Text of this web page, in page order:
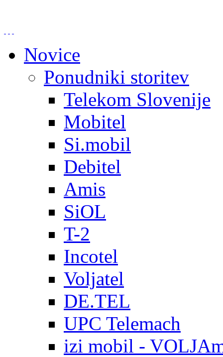
Novice
Ponudniki storitev
Telekom Slovenije
Mobitel
Si.mobil
Debitel
Amis
SiOL
T-2
Incotel
Voljatel
DE.TEL
UPC Telemach
izi mobil -